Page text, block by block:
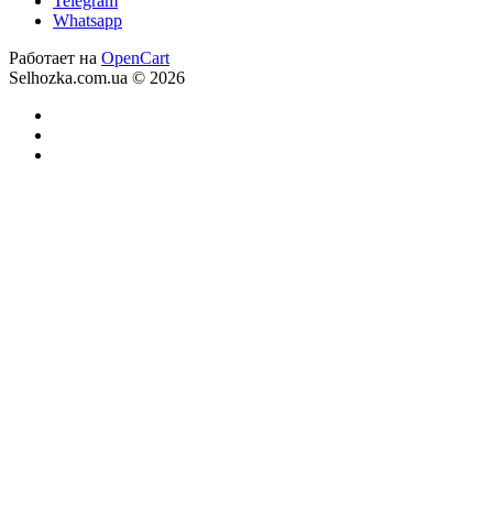
Whatsapp
Работает на OpenCart
Selhozka.com.ua © 2026